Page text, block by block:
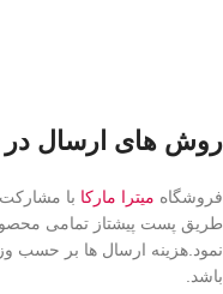
روش های ارسال در
فروشگاه میترا مارکا با مشارکت
طریق پست پیشتاز تمامی
نمود.هزینه ارسال ها بر حسب
باشد.